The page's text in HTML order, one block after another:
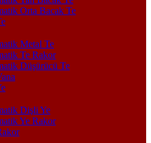
Orta Bacak Te
Metal Te
Te Rakor
Düşürücü Te
Dişli Ye
Ye Rakor